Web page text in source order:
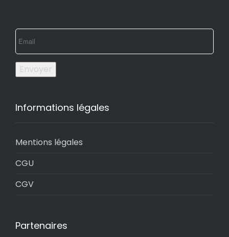
Envoyer
Informations légales
Mentions légales
CGU
CGV
Partenaires